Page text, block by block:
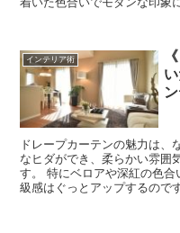
インテリア術
ドレープカーテンの魅力は、
なヒダができ、柔らかい雰囲
す。 特にベロアや深紅の色
級感はぐっとアップするので